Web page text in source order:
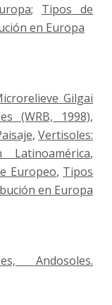
; Tipos de
en Europa
Gilgai
(WRB, 1998),
,Vertisoles:
Latinoamérica,
Europeo, Tipos
en Europa
Andosoles.